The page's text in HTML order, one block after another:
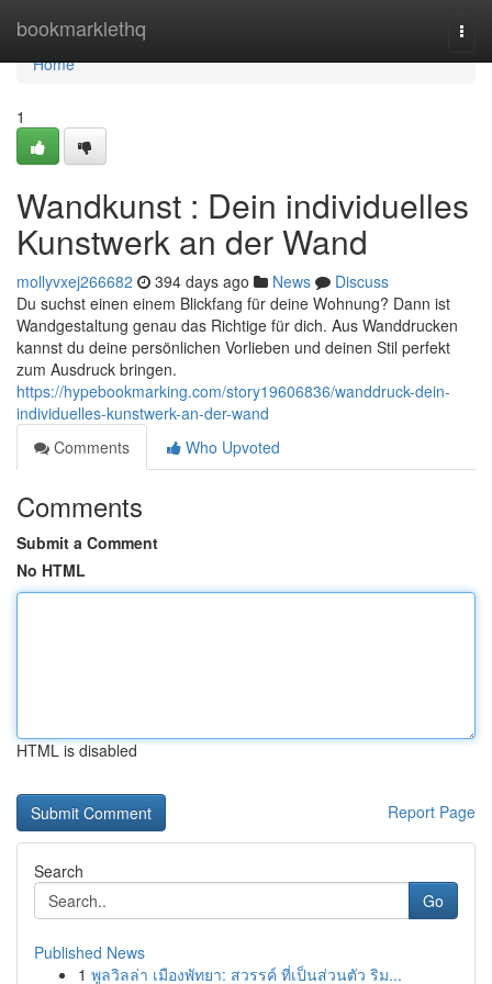
bookmarklethq
Home
Home
1
Wandkunst : Dein individuelles
Kunstwerk an der Wand
mollyvxej266682 394 days ago News
Discuss
Du suchst einen einem Blickfang für deine Wohnung? Dann ist
Wandgestaltung genau das Richtige für dich. Aus Wanddrucken
kannst du deine persönlichen Vorlieben und deinen Stil perfekt
zum Ausdruck bringen.
https://hypebookmarking.com/story19606836/wanddruck-dein-
individuelles-kunstwerk-an-der-wand
Comments
Who Upvoted
Comments
Submit a Comment
No HTML
HTML is disabled
Report Page
Search
Go
Published News
1 พูลวิลล่า เมืองพัทยา: สวรรค์ ที่เป็นส่วนตัว ริม...